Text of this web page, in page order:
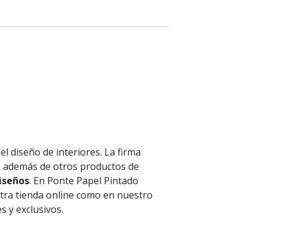
diseño de interiores. La firma
de otros productos de
. En Ponte Papel Pintado
tienda online como en nuestro
y exclusivos.